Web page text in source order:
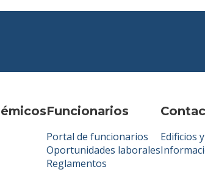
Funcionarios
Portal de funcionarios
Oportunidades laborales
Reglamentos
Edificios